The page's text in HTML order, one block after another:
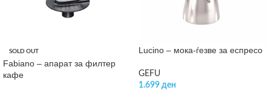
SOLD OUT
Fabiano – апарат за филтер
кафе
Lucino – мока-ѓезве за еспресо
GEFU
1.699 ден